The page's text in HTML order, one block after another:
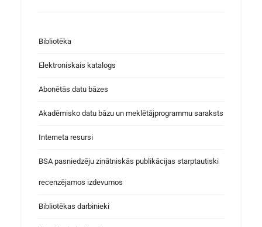
Bibliotēka
Elektroniskais katalogs
Abonētās datu bāzes
Akadēmisko datu bāzu un meklētājprogrammu saraksts
Interneta resursi
BSA pasniedzēju zinātniskās publikācijas starptautiski
recenzējamos izdevumos
Bibliotēkas darbinieki